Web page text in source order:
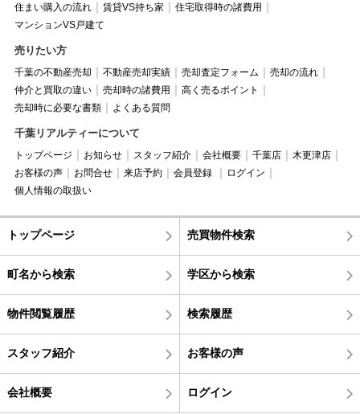
住まい購入の流れ
賃貸VS持ち家
住宅取得時の諸費用
マンションVS戸建て
売りたい方
千葉の不動産売却 不動産売却実績 売却査定フォーム
売却の流れ
仲介と買取の違い
売却時の諸費用
高く売るポイント
売却時に必要な書類
よくある質問
千葉リアルティーについて
トップページ お知らせ スタッフ紹介 会社概要 千葉店
木更津店
お客様の声
お問合せ 来店予約 会員登録
ログイン
個人情報の取扱い
トップページ 売買物件検索
町名から検索 学区から検索
物件閲覧履歴 検索履歴
スタッフ紹介 お客様の声
会社概要 ログイン